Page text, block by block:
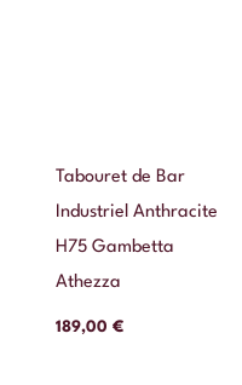
Tabouret de Bar
Industriel Anthracite
H75 Gambetta
Athezza
189,00 €